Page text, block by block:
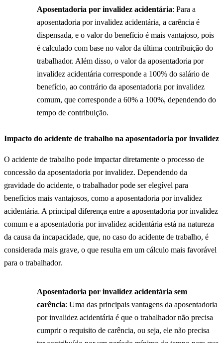
Aposentadoria por invalidez acidentária: Para a
aposentadoria por invalidez acidentária, a carência é
dispensada, e o valor do benefício é mais vantajoso, pois
é calculado com base no valor da última contribuição do
trabalhador. Além disso, o valor da aposentadoria por
invalidez acidentária corresponde a 100% do salário de
benefício, ao contrário da aposentadoria por invalidez
comum, que corresponde a 60% a 100%, dependendo do
tempo de contribuição.
Impacto do acidente de trabalho na aposentadoria por invalidez
O acidente de trabalho pode impactar diretamente o processo de
concessão da aposentadoria por invalidez. Dependendo da
gravidade do acidente, o trabalhador pode ser elegível para
benefícios mais vantajosos, como a aposentadoria por invalidez
acidentária. A principal diferença entre a aposentadoria por invalidez
comum e a aposentadoria por invalidez acidentária está na natureza
da causa da incapacidade, que, no caso do acidente de trabalho, é
considerada mais grave, o que resulta em um cálculo mais favorável
para o trabalhador.
Aposentadoria por invalidez acidentária sem
carência: Uma das principais vantagens da aposentadoria
por invalidez acidentária é que o trabalhador não precisa
cumprir o requisito de carência, ou seja, ele não precisa